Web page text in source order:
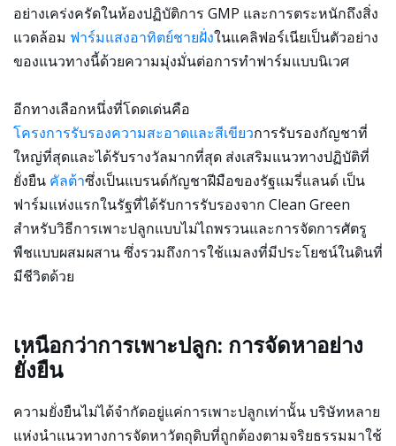
อย่างเคร่งครัดในห้องปฏิบัติการ GMP และการตระหนักถึงสิ่ง
แวดล้อม ฟาร์มแสงอาทิตย์ชายฝั่งในแคลิฟอร์เนียเป็นตัวอย่าง
ของแนวทางนี้ด้วยความมุ่งมั่นต่อการทำฟาร์มแบบนิเวศ
อีกทางเลือกหนึ่งที่โดดเด่นคือ
โครงการรับรองความสะอาดและสีเขียวการรับรองกัญชาที่
ใหญ่ที่สุดและได้รับรางวัลมากที่สุด ส่งเสริมแนวทางปฏิบัติที่
ยั่งยืน คัลต้าซึ่งเป็นแบรนด์กัญชาฝีมือของรัฐแมรี่แลนด์ เป็น
ฟาร์มแห่งแรกในรัฐที่ได้รับการรับรองจาก Clean Green
สำหรับวิธีการเพาะปลูกแบบไม่ไถพรวนและการจัดการศัตรู
พืชแบบผสมผสาน ซึ่งรวมถึงการใช้แมลงที่มีประโยชน์ในดินที่
มีชีวิตด้วย
เหนือกว่าการเพาะปลูก: การจัดหาอย่าง
ยั่งยืน
ความยั่งยืนไม่ได้จำกัดอยู่แค่การเพาะปลูกเท่านั้น บริษัทหลาย
แห่งนำแนวทางการจัดหาวัตถุดิบที่ถูกต้องตามจริยธรรมมาใช้